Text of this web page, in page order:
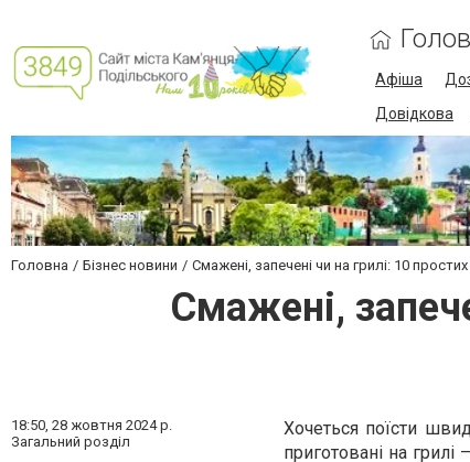
Афіша
Довідкова
Головна Бізнес новини Смажені, запечені чи на грилі: 10
Смажені,
18:50, 28 жовтня 2024 р.
Загальний розділ
Хочеться поїсти
приготовані на